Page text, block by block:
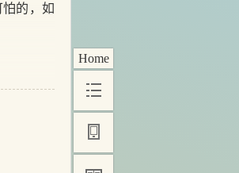
Home
的，如